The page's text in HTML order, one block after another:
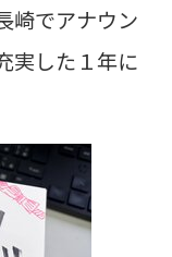
崎でアナウン
実した１年に